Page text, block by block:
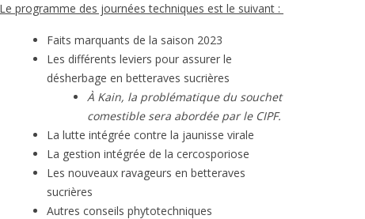
Le programme des journées techniques est le suivant :
Faits marquants de la saison 2023
Les différents leviers pour assurer le
désherbage en betteraves sucrières
À Kain, la problématique du souchet
comestible sera abordée par le CIPF.
La lutte intégrée contre la jaunisse virale
La gestion intégrée de la cercosporiose
Les nouveaux ravageurs en betteraves
sucrières
Autres conseils phytotechniques